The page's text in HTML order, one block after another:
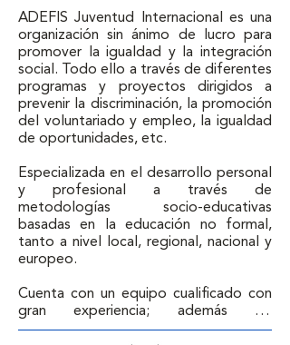
ADEFIS Juventud Internacional es una
organización sin ánimo de lucro para
promover la igualdad y la integración
social. Todo ello a través de diferentes
programas y proyectos dirigidos a
prevenir la discriminación, la promoción
del voluntariado y empleo, la igualdad
de oportunidades, etc.
Especializada en el desarrollo personal
y profesional a través de
metodologías socio-educativas
basadas en la educación no formal,
tanto a nivel local, regional, nacional y
europeo.
Cuenta con un equipo cualificado con
gran experiencia; además de
voluntarios europeos y locales.